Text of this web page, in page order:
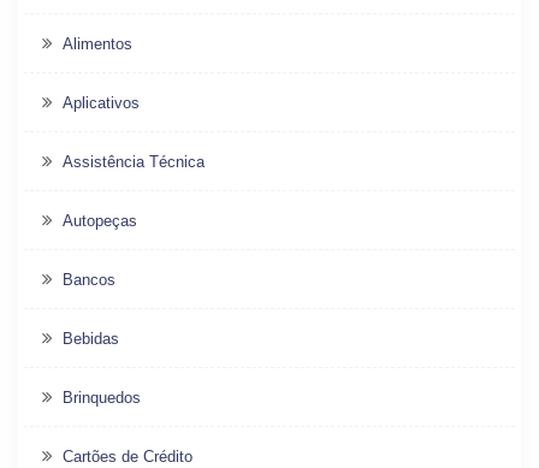
Alimentos
Aplicativos
Assistência Técnica
Autopeças
Bancos
Bebidas
Brinquedos
Cartões de Crédito